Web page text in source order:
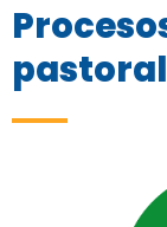
pastoral